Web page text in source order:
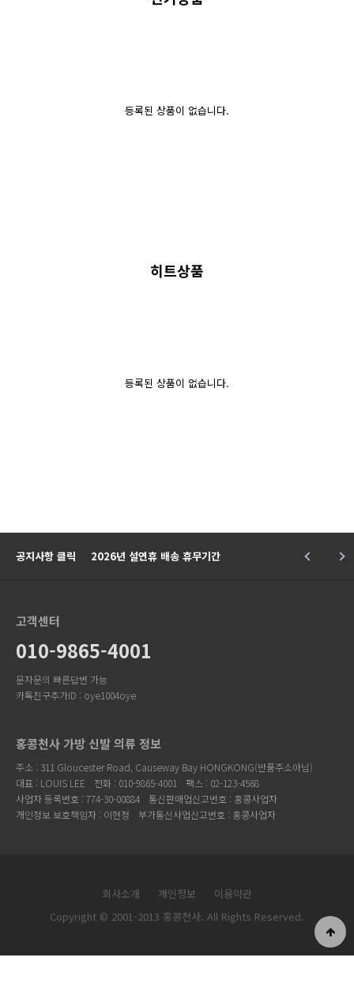
등록된 상품이 없습니다.
히트상품
등록된 상품이 없습니다.
공지사항 클릭 2026년 설연휴 배송 휴무기간
고객센터
010-9865-4001
문자문의 빠른답변 가능
카톡친구추가ID : oye1004oye
홍콩천사 가방 신발 의류 정보
주소 : 311 Gloucester Road, Causeway Bay HONGKONG(반품주소아님)
대표 : LOUIS LEE
전화 : 010-9865-4001
팩스 : 02-123-4568
사업자 등록번호 : 774-30-00884
통신판매업신고번호 : 홍콩사업자
개인정보 보호책임자 : 이현정
부가통신사업신고번호 : 홍콩사업자
회사소개 개인정보
이용약관
Copyright © 2001-2013 홍콩천사. All Rights Reserved.